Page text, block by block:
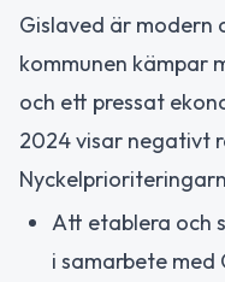
Gislaved är modern
kommunen kämpar
och ett pressat
2024 visar negativt
Att etablera och
i samarbete med